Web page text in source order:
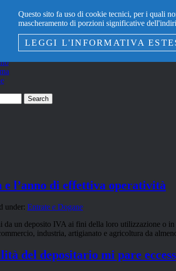
www.giannigargano.it
e l’anno di effettiva operatività
under: Entrate e Dogane
da un deposito IVA ai fini della loro utilizzazione o
industria, artigianato e agricoltura da
del depositario mi pare
Questo sito fa uso di cookie tecnici, per i quali
mascheramento di porzioni significative
LEGGI L'INFORMATIVA